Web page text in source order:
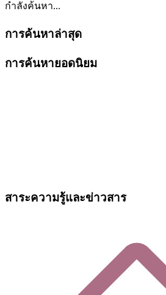
กำลังค้นหา...
การค้นหาล่าสุด
การค้นหายอดนิยม
สาระความรู้และข่าวสาร